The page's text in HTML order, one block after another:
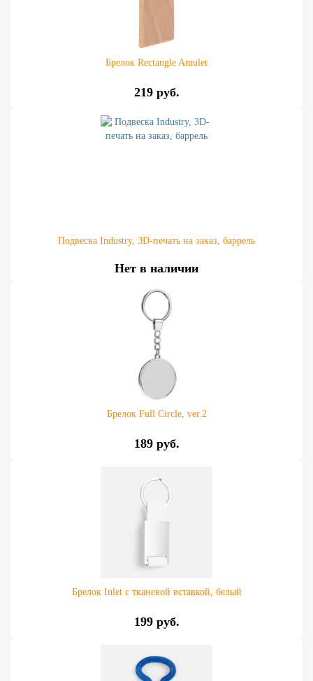
Брелок Rectangle Amulet
219 руб.
Подвеска Industry, 3D-печать на заказ, баррель
Нет в наличии
Брелок Full Circle, ver.2
189 руб.
Брелок Inlet с тканевой вставкой, белый
199 руб.